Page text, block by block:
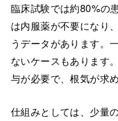
臨床試験では約80%の
は内服薬が不要になり
うデータがあります。
ないケースもあります
与が必要で、根気が求
仕組みとしては、少量